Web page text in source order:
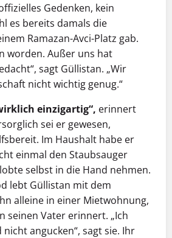
Gedenken, kein
es bereits damals die
Ramazan-Avci-Platz gab.
worden. Außer uns hat
sagt Güllistan. „Wir
nicht wichtig genug.“
einzigartig“, erinnert
sei er gewesen,
Im Haushalt habe er
einmal den Staubsauger
selbst in die Hand nehmen.
lebt Güllistan mit dem
alleine in einer Mietwohnung,
seinen Vater erinnert. „Ich
angucken“, sagt sie. Ihr